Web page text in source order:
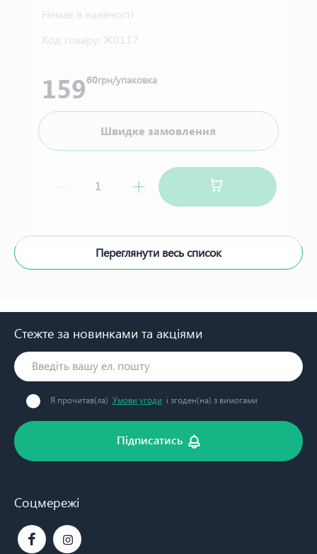
Немає в наявності
Код товару: Ж0117
15960грн/упаковка
Швидке замовлення
Переглянути весь список
Стежте за новинками та акціями
Я прочитав(ла) Умови угоди і згоден(на) з вимогами
Підписатись
Соцмережі